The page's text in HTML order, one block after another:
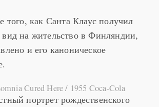
того, как Санта Клаус получил
на жительство в Финляндии,
и его каноническое
Cured Here / 1955 Coca-Cola
портрет рождественского